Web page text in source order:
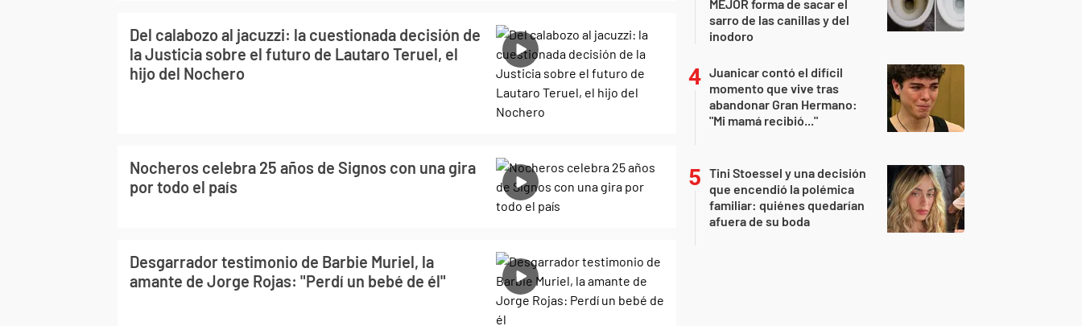
Del calabozo al jacuzzi: la cuestionada decisión de
la Justicia sobre el futuro de Lautaro Teruel, el
hijo del Nochero
Nocheros celebra 25 años de Signos con una gira
por todo el país
Desgarrador testimonio de Barbie Muriel, la
amante de Jorge Rojas: "Perdí un bebé de él"
MEJOR forma de sacar el
sarro de las canillas y del
inodoro
Juanicar contó el difícil
momento que vive tras
abandonar Gran Hermano:
"Mi mamá recibió..."
Tini Stoessel y una decisión
que encendió la polémica
familiar: quiénes quedarían
afuera de su boda